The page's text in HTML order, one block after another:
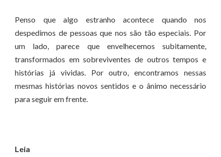
Penso que algo estranho acontece quando nos
despedimos de pessoas que nos são tão especiais. Por
um lado, parece que envelhecemos subitamente,
transformados em sobreviventes de outros tempos e
histórias já vividas. Por outro, encontramos nessas
mesmas histórias novos sentidos e o ânimo necessário
para seguir em frente.
Leia